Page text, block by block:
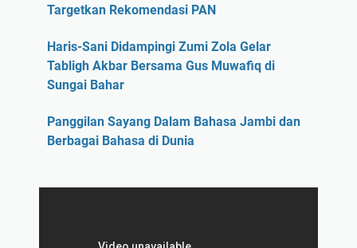
Targetkan Rekomendasi PAN
Haris-Sani Didampingi Zumi Zola Gelar
Tabligh Akbar Bersama Gus Muwafiq di
Sungai Bahar
Panggilan Sayang Dalam Bahasa Jambi dan
Berbagai Bahasa di Dunia